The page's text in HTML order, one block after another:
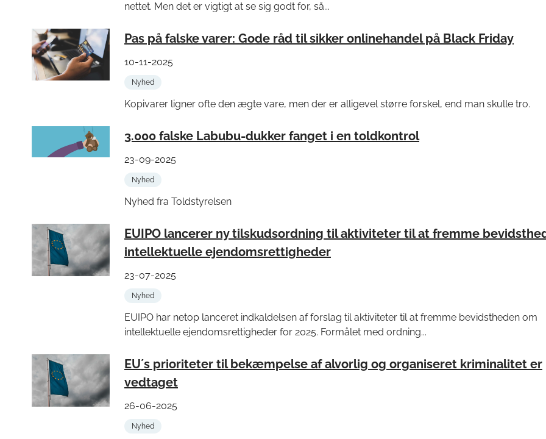
nettet. Men det er vigtigt at se sig godt for, så...
Pas på falske varer: Gode råd til sikker onlinehandel på Black Friday
10-11-2025
Nyhed
Kopivarer ligner ofte den ægte vare, men der er alligevel større forskel, end man skulle tro.
3.000 falske Labubu-dukker fanget i en toldkontrol
23-09-2025
Nyhed
Nyhed fra Toldstyrelsen
EUIPO lancerer ny tilskudsordning til aktiviteter til at fremme
intellektuelle ejendomsrettigheder
23-07-2025
Nyhed
EUIPO har netop lanceret indkaldelsen af forslag til aktiviteter til at fremme bevidstheden om
intellektuelle ejendomsrettigheder for 2025. Formålet med ordning...
EU´s prioriteter til bekæmpelse af alvorlig og organiseret kriminalitet er
vedtaget
26-06-2025
Nyhed